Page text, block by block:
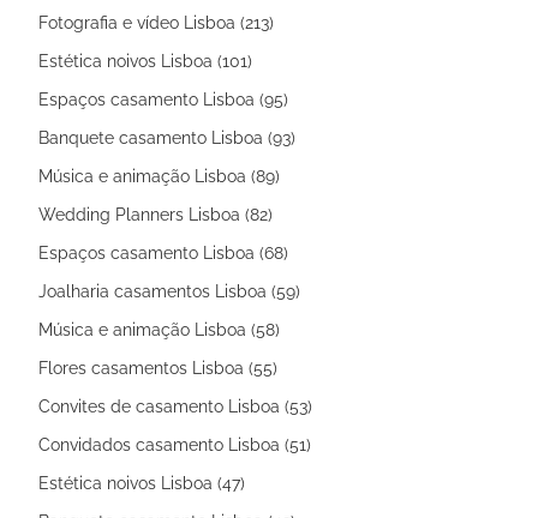
Fotografia e vídeo Lisboa (213)
Estética noivos Lisboa (101)
Espaços casamento Lisboa (95)
Banquete casamento Lisboa (93)
Música e animação Lisboa (89)
Wedding Planners Lisboa (82)
Espaços casamento Lisboa (68)
Joalharia casamentos Lisboa (59)
Música e animação Lisboa (58)
Flores casamentos Lisboa (55)
Convites de casamento Lisboa (53)
Convidados casamento Lisboa (51)
Estética noivos Lisboa (47)